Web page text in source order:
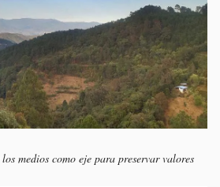
medios como eje para preservar valores